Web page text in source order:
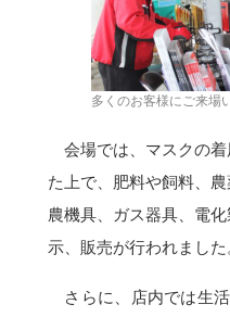
多くのお客様にご来場
会場では、マスクの着
た上で、肥料や飼料、
農機具、ガス器具、電
示、販売が行われました
さらに、店内では生活